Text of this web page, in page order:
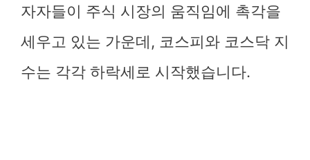
자자들이 주식 시장의 움직임에 촉각을
세우고 있는 가운데, 코스피와 코스닥 지
수는 각각 하락세로 시작했습니다.